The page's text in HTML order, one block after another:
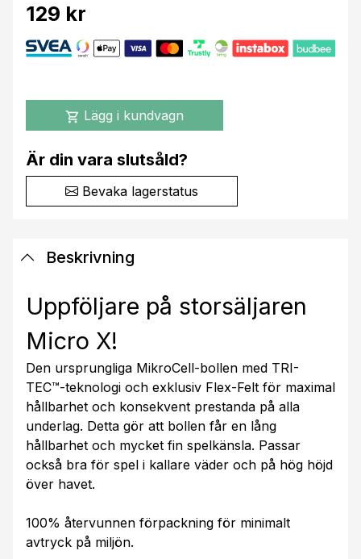
129 kr
shopping_cart Lägg i kundvagn
Är din vara slutsåld?
Bevaka lagerstatus
Beskrivning
Uppföljare på storsäljaren
Micro X!
Den ursprungliga MikroCell-bollen med TRI-
TEC™-teknologi och exklusiv Flex-Felt för maximal
hållbarhet och konsekvent prestanda på alla
underlag. Detta gör att bollen får en lång
hållbarhet och mycket fin spelkänsla. Passar
också bra för spel i kallare väder och på hög höjd
över havet.
100% återvunnen förpackning för minimalt
avtryck på miljön.